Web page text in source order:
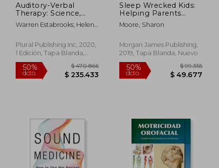
50%
dcto. $ 61.961
50%
dcto.
Auditory-Verbal
Therapy: Science,
Research, and
Practice (en Inglés)
Warren Estabrooks; Helen
Maciver-Lux
Plural Publishing Inc, 2020,
1 Edición, Tapa Blanda,
Nuevo
Sleep Wrecked Kids:
Helping Parents
Raise Happy, Healthy
Kids, one Sleep at a
Moore, Sharon
Morgan James Publishing,
2019, Tapa Blanda, Nuevo